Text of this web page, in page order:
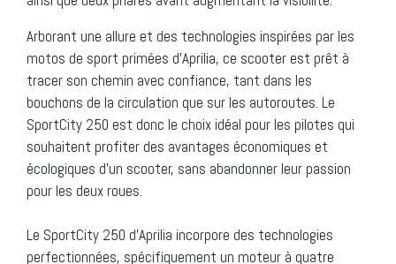
Arborant une allure et des technologies inspirées par les
motos de sport primées d’Aprilia, ce scooter est prêt à
tracer son chemin avec confiance, tant dans les
bouchons de la circulation que sur les autoroutes. Le
SportCity 250 est donc le choix idéal pour les pilotes qui
souhaitent profiter des avantages économiques et
écologiques d’un scooter, sans abandonner leur passion
pour les deux roues.
Le SportCity 250 d’Aprilia incorpore des technologies
perfectionnées, spécifiquement un moteur à quatre